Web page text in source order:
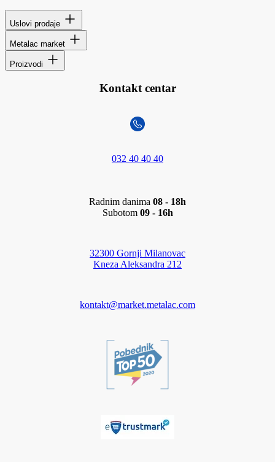
Uslovi prodaje
Metalac market
Proizvodi
Kontakt centar
032 40 40 40
Radnim danima 08 - 18h
Subotom 09 - 16h
32300 Gornji Milanovac
Kneza Aleksandra 212
kontakt@market.metalac.com